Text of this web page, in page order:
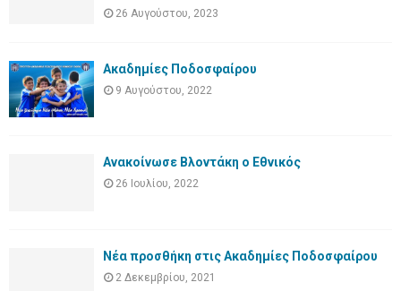
26 Αυγούστου, 2023
Ακαδημίες Ποδοσφαίρου
9 Αυγούστου, 2022
Ανακοίνωσε Βλοντάκη ο Εθνικός
26 Ιουλίου, 2022
Νέα προσθήκη στις Ακαδημίες Ποδοσφαίρου
2 Δεκεμβρίου, 2021